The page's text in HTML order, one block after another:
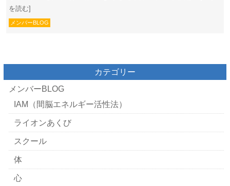
を読む]
メンバーBLOG
カテゴリー
メンバーBLOG
IAM（間脳エネルギー活性法）
ライオンあくび
スクール
体
心